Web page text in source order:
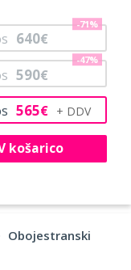
565€
590€
-47%
640€
-71%
košarico
Obojestranski